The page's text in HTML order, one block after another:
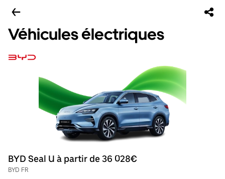
Véhicules électriques
BYD Seal U à partir de 36 028€
BYD FR